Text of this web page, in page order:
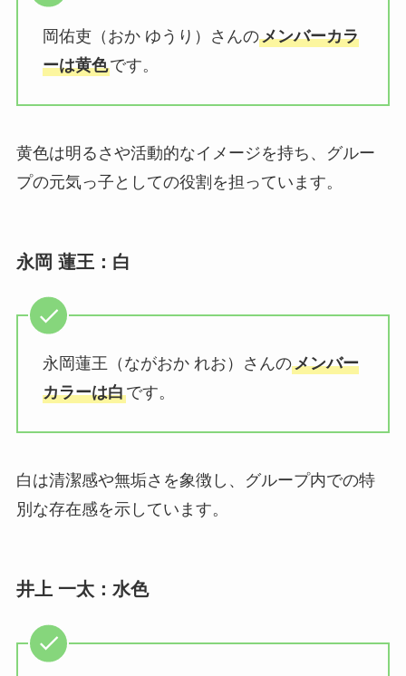
岡佑吏（おか ゆうり）さんのメンバーカラ
ーは黄色です。
黄色は明るさや活動的なイメージを持ち、グルー
プの元気っ子としての役割を担っています。
永岡 蓮王：白
永岡蓮王（ながおか れお）さんのメンバー
カラーは白です。
白は清潔感や無垢さを象徴し、グループ内での特
別な存在感を示しています。
井上 一太：水色